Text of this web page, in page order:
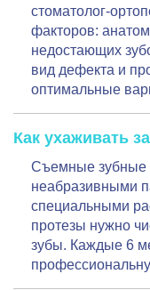
стоматолог-
факторов:
недостающих
вид дефекта и
оптимальные
Как ухаживать
Съемные зубные
неабразивными
специальными
протезы нужно
зубы. Каждые 6